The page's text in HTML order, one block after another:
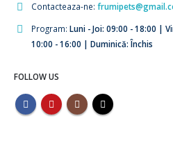
Contacteaza-ne:
Program: Luni - Joi: 09:00 - 18:00 |
10:00 - 16:00 | Duminică: Închis
FOLLOW US